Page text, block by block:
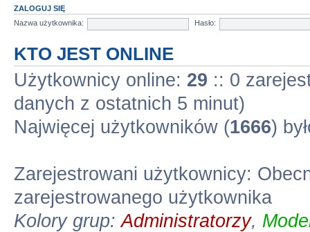
ZALOGUJ SIĘ
Nazwa użytkownika:
Hasło:
KTO JEST ONLINE
Użytkownicy online: 29 :: 0
danych z ostatnich 5 minut)
Najwięcej użytkowników (1666)
Zarejestrowani użytkownicy:
zarejestrowanego użytkownika
Kolory grup:Administratorzy,